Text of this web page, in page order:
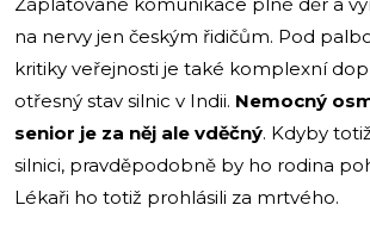
na nervy jen českým řidičům. Pod
kritiky veřejnosti je také komplexní
otřesný stav silnic v Indii. Nemocný
senior je za něj ale vděčný. Kdyby
silnici, pravděpodobně by ho rodina
Lékaři ho totiž prohlásili za mrtvého.